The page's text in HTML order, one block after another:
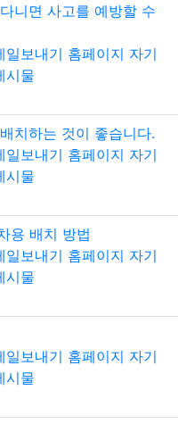
니면 사고를 예방할 수
일보내기 홈페이지 자기
시물
치하는 것이 좋습니다.
일보내기 홈페이지 자기
시물
용 배치 방법
일보내기 홈페이지 자기
시물
일보내기 홈페이지 자기
시물